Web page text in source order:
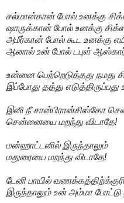
சல்மான்கான் போல் உனக்கு
ஷாருக்கான் போல் உனக்கு
அமீர்கான் போல் கூட உனக்கு
ஆனால் உன் போல் டபுள்
உன்னை பெற்றெடுத்தது நமது
இப்போது தத்து எடுத்திருப்பது
இனி நீ சான்பிரான்சிஸ்கோ
சென்னையை மறந்து விடாதே!
மன்ஹாட்டனில் இருந்தாலும்
மதுரையை மறந்து விடாதே!
டேனி பாயில்
இருந்தாலும் உன் அம்மா போட்டு